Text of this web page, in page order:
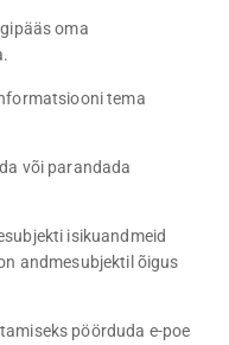
oma
tema
või parandada
isikuandmeid
andmesubjektil õigus
pöörduda e-poe